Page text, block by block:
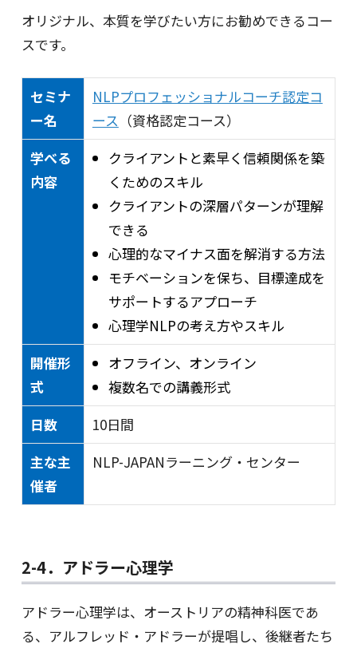
オリジナル、本質を学びたい方にお勧めできるコー
スです。
セミナ
ー名
NLPプロフェッショナルコーチ認定コ
ース （資格認定コース）
学べる
内容
クライアントと素早く信頼関係を築
くためのスキル
クライアントの深層パターンが理解
できる
心理的なマイナス面を解消する方法
モチベーションを保ち、目標達成を
サポートするアプローチ
心理学NLPの考え方やスキル
開催形
式
オフライン、オンライン
複数名での講義形式
日数
10日間
主な主
催者
NLP-JAPANラーニング・センター
2-4．アドラー心理学
アドラー心理学は、オーストリアの精神科医であ
る、アルフレッド・アドラーが提唱し、後継者たち